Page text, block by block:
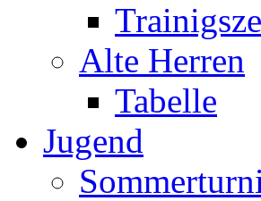
Alte Herren
Tabelle
Jugend